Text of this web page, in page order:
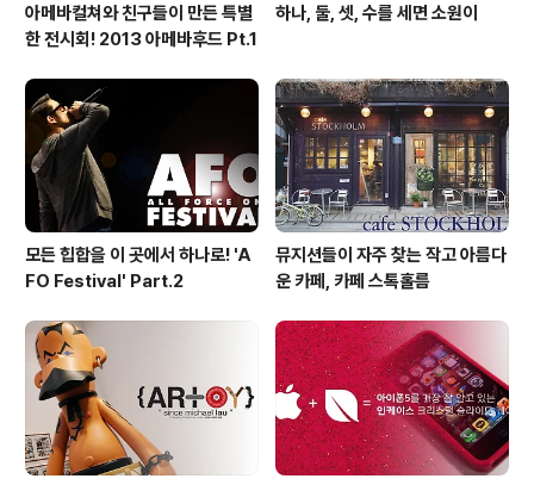
아메바컬쳐와 친구들이 만든 특별
한 전시회! 2013 아메바후드 Pt.1
하나, 둘, 셋, 수를 세면 소원이
모든 힙합을 이 곳에서 하나로! 'A
FO Festival' Part.2
뮤지션들이 자주 찾는 작고 아름다
운 카페, 카페 스톡홀름